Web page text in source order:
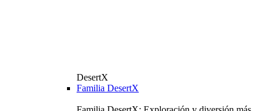
DesertX
Familia DesertX